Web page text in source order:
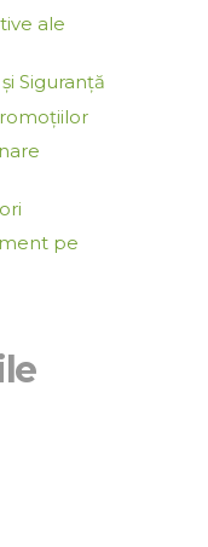
ale
Siguranță
pe